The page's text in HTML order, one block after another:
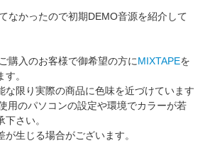
なかったので初期DEMO音源を紹介して
購入のお客様で御希望の方にMIXTAPEを
。
な限り実際の商品に色味を近づけています
用のパソコンの設定や環境でカラーが若
さい。
が生じる場合がございます。